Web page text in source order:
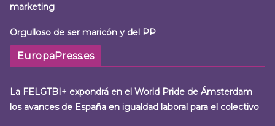
marketing
Orgulloso de ser maricón y del PP
EuropaPress.es
La FELGTBI+ expondrá en el World Pride de Ámsterdam
los avances de España en igualdad laboral para el colectivo